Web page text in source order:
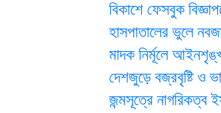
বিকাশে ফেসবুক
হাসপাতালের ভুলে
মাদক নির্মূলে
দেশজুড়ে বজ্রবৃষ্টি ও
জন্মসূত্রে নাগরিকত্ব